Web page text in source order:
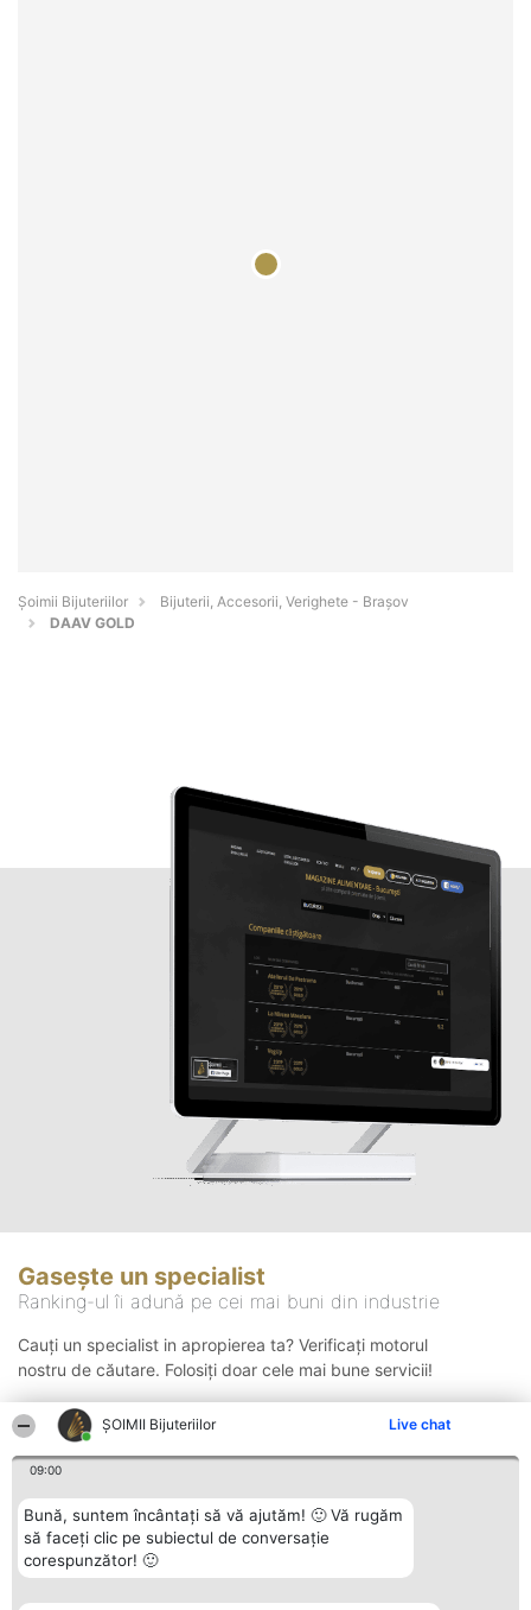
ŞOIMII Bijuteriilor Live chat
09:00
Bună, suntem încântați să vă ajutăm! 🙂 Vă rugăm
să faceți clic pe subiectul de conversație
corespunzător! 🙂
Şoimii Bijuteriilor
Bijuterii, Accesorii, Verighete - Braşov
DAAV GOLD
Gasește un specialist
Ranking-ul îi adună pe cei mai buni din industrie
Cauți un specialist in apropierea ta? Verificați motorul
nostru de căutare. Folosiți doar cele mai bune servicii!